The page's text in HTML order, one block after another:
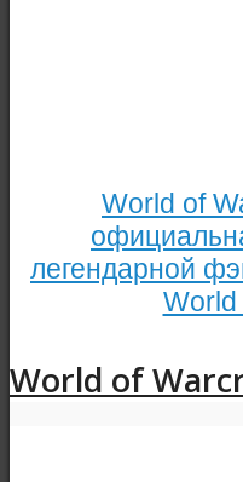
World of
легендарной
World
World of